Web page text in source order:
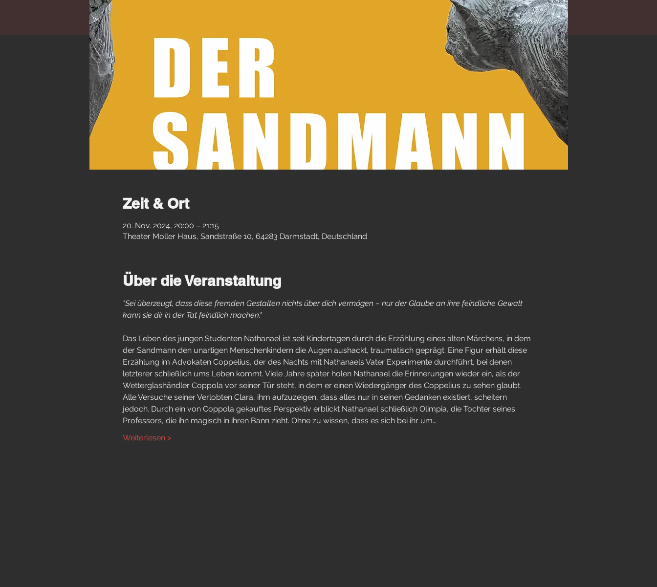
Zeit & Ort
20. Nov. 2024, 20:00 – 21:15
Theater Moller Haus, Sandstraße 10, 64283 Darmstadt, Deutschland
Über die Veranstaltung
"Sei überzeugt, dass diese fremden Gestalten nichts über dich vermögen – nur der Glaube an ihre feindliche Gewalt
kann sie dir in der Tat feindlich machen."
Das Leben des jungen Studenten Nathanael ist seit Kindertagen durch die Erzählung eines alten Märchens, in dem
der Sandmann den unartigen Menschenkindern die Augen aushackt, traumatisch geprägt. Eine Figur erhält diese
Erzählung im Advokaten Coppelius, der des Nachts mit Nathanaels Vater Experimente durchführt, bei denen
letzterer schließlich ums Leben kommt. Viele Jahre später holen Nathanael die Erinnerungen wieder ein, als der
Wetterglashändler Coppola vor seiner Tür steht, in dem er einen Wiedergänger des Coppelius zu sehen glaubt.
Alle Versuche seiner Verlobten Clara, ihm aufzuzeigen, dass alles nur in seinen Gedanken existiert, scheitern
jedoch. Durch ein von Coppola gekauftes Perspektiv erblickt Nathanael schließlich Olimpia, die Tochter seines
Professors, die ihn magisch in ihren Bann zieht. Ohne zu wissen, dass es sich bei ihr um…
Weiterlesen >